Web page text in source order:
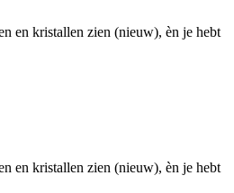
en kristallen zien (nieuw), èn je hebt
en kristallen zien (nieuw), èn je hebt